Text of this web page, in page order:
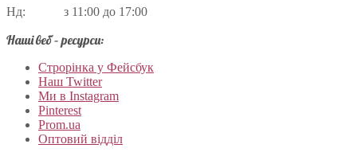
Нд: з 11:00 до 17:00
Наші веб – ресурси:
Строрінка у Фейсбук
Наш Twitter
Ми в Instagram
Pinterest
Prom.ua
Оптовий відділ